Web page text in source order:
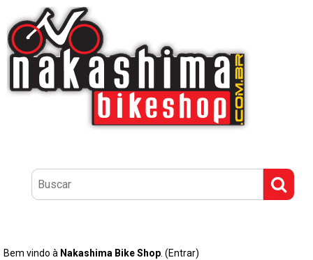
Bem vindo à Nakashima Bike Shop (Entrar)